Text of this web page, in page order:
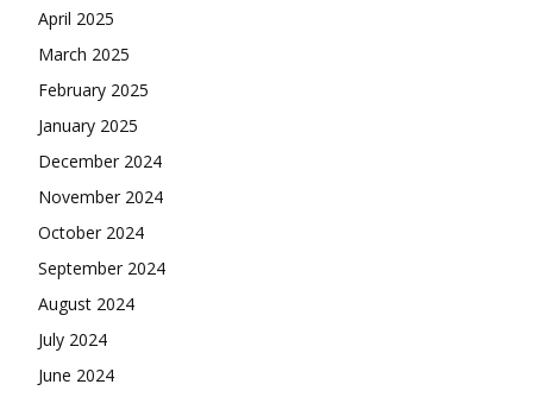
April 2025
March 2025
February 2025
January 2025
December 2024
November 2024
October 2024
September 2024
August 2024
July 2024
June 2024